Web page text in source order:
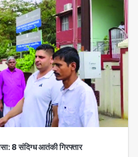
8 संदिग्ध आतंकी गिरफ्तार
Kumar
प्रशिक्षण विमान हादसे का शिकार, कोई
नहीं
JHJ
Noida Gas
Fraud: बुजुर्ग से वीडियो
पर 9.77 लाख की साइबर फ्रॉड
Kumar
से हटाए गए गाने, जानें पूरा विवाद